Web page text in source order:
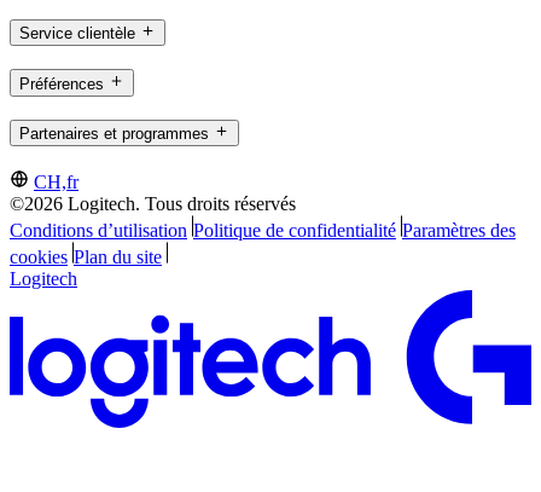
Service clientèle
Préférences
Partenaires et programmes
CH,fr
©2026 Logitech. Tous droits réservés
Conditions d’utilisation Politique de confidentialité Paramètres des
cookies Plan du site
Logitech